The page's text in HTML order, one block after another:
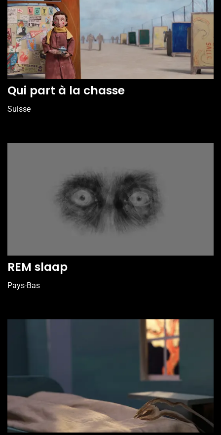
Qui part à la chasse
Suisse
REM slaap
Pays-Bas